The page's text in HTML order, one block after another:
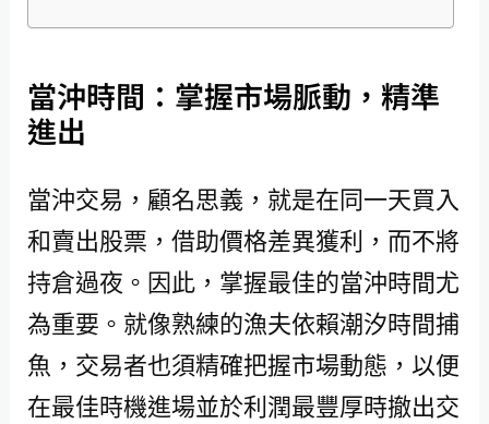
當沖時間：掌握市場脈動，精準
進出
當沖交易，顧名思義，就是在同一天買入
和賣出股票，借助價格差異獲利，而不將
持倉過夜。因此，掌握最佳的當沖時間尤
為重要。就像熟練的漁夫依賴潮汐時間捕
魚，交易者也須精確把握市場動態，以便
在最佳時機進場並於利潤最豐厚時撤出交